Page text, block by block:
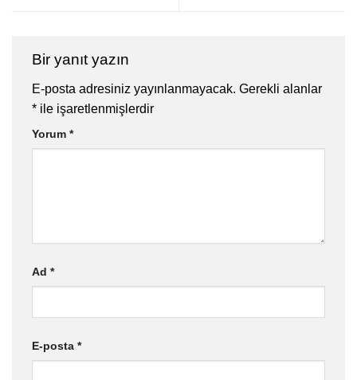
Bir yanıt yazın
E-posta adresiniz yayınlanmayacak. Gerekli alanlar
* ile işaretlenmişlerdir
Yorum *
Ad *
E-posta *